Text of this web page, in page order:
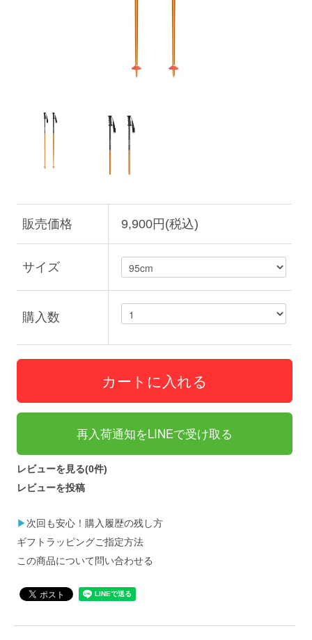
販売価格 9,900円(税込)
サイズ
購入数
再入荷通知をLINEで受け取る
レビューを見る(0件)
レビューを投稿
▶ 次回も安心！購入履歴の残し方
ギフトラッピングご指定方法
この商品について問い合わせる